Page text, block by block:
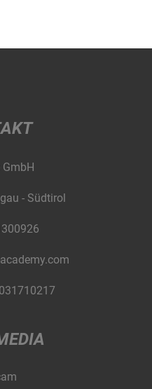
GmbH
- Südtirol